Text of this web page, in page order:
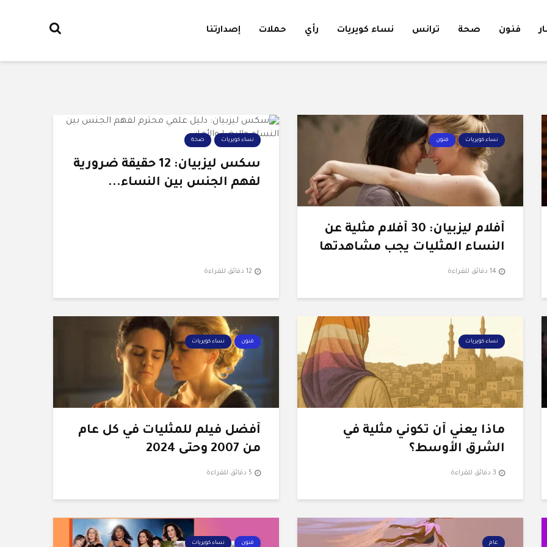
فنون صحة ترانس نساء كويريات رأي حملات إصدارتنا
نساء كويريات فنون
أفلام ليزبيان: 30 أفلام مثلية عن
النساء المثليات يجب مشاهدتها
14 دقائق للقراءة
نساء كويريات صحة
سكس ليزبيان: 12 حقيقة ضرورية
لفهم الجنس بين النساء...
12 دقائق للقراءة
نساء كويريات
ماذا يعني أن تكوني مثلية في
الشرق الأوسط؟
3 دقائق للقراءة
فنون نساء كويريات
أفضل فيلم للمثليات في كل عام
من 2007 وحتى 2024
5 دقائق للقراءة
عام فنون نساء كويريات